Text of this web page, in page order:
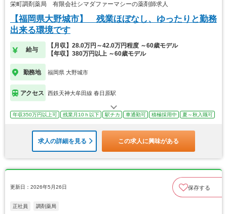
栄町調剤薬局 有限会社シマダファーマシーの薬剤師求人
【福岡県大野城市】 残業ほぼなし、ゆったりと勤務
出来る環境です
給与
【月収】28.0万円～42.0万円程度 ～60歳モデル
【年収】380万円以上 ～60歳モデル
勤務地 福岡県 大野城市
アクセス 西鉄天神大牟田線 春日原駅
年収350万円以上可 残業月10ｈ以下 駅チカ 車通勤可 積極採用中 夏～秋入職可
求人の詳細を見る この求人に興味がある
更新日：2026年5月26日 保存する
正社員 調剤薬局